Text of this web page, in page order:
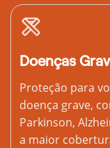
Doenças
Proteção para
doença grave,
Parkinson,
a maior